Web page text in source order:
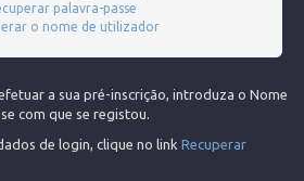
palavra-passe
o nome de utilizador
a sua pré-inscrição, introduza o Nome
com que se registou.
de login, clique no link Recuperar